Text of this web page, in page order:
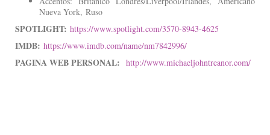
Nueva York, Ruso
SPOTLIGHT: https://www.spotlight.com/3570-8943-4625
IMDB: https://www.imdb.com/name/nm7842996/
PAGINA WEB PERSONAL: http://www.michaeljohntreanor.com/